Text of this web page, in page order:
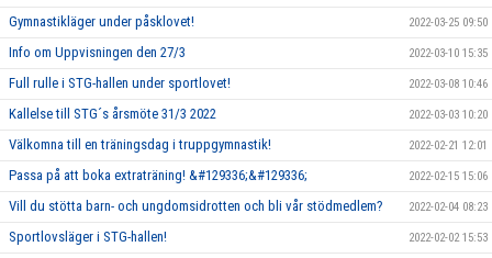
Gymnastikläger under påsklovet! 2022-03-25 09:50
Info om Uppvisningen den 27/3 2022-03-10 15:35
Full rulle i STG-hallen under sportlovet! 2022-03-08 10:46
Kallelse till STG´s årsmöte 31/3 2022 2022-03-03 10:20
Välkomna till en träningsdag i truppgymnastik! 2022-02-21 12:01
Passa på att boka extraträning! &#129336;&#129336; 2022-02-15 15:06
Vill du stötta barn- och ungdomsidrotten och bli vår stödmedlem? 2022-02-04 08:23
Sportlovsläger i STG-hallen! 2022-02-02 15:53